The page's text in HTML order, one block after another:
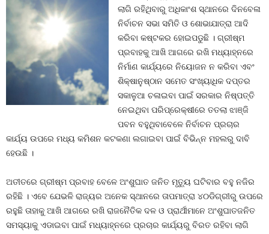
ଲାଗି ରହିଥିବାରୁ ଅଧିକାଂଶ ସ୍ଥାନରେ ଦିନବେଳା
ନିର୍ବାଚନ ସଭା ସମିତି ଓ ଶୋଭାଯାତ୍ରା ଆଦି
କରିବା କଷ୍ଟକର ହୋଇପଡୁଛି । ଗ୍ରୀଷ୍ମ
ପ୍ରବାହକୁ ଆଖି ଆଗରେ ରଖି ମଧ୍ୟାହ୍ନରେ
ନିର୍ମାଣ କାର୍ଯ୍ୟରେ ନିୟୋଜନ ନ କରିବା ଏବଂ
ଶିକ୍ଷାନୁଷ୍ଠାନ ସମେତ ସଂଖ୍ୟାଧିକ ଦପ୍ତର
ସକାଳୁଆ ଚଳାଇବା ପାଇଁ ସରକାର ନିଷ୍ପତ୍ତି
ନେଇଥିବା ପରିପ୍ରେକ୍ଷୀରେ ତତଲା ଝାଞ୍ଜି
ପବନ ବହୁଥିବାବେଳେ ନିର୍ବାଚନ ପ୍ରଚାର
କାର୍ଯ୍ୟ ଉପରେ ମଧ୍ୟ କମିଶନ କଟକଣା ଲଗାଇବା ପାଇଁ ବିଭିନ୍ନ ମହଲରୁ ଦାବି
ହେଉଛି ।
ଅତୀତରେ ଗ୍ରୀଷ୍ମ ପ୍ରବାହ ବେଳେ ଅଂଶୁଘାତ ଜନିତ ମୃତ୍ୟୁ ଘଟିବାର ବହୁ ନଜିର
ରହିଛି । ଏବେ ଯେଭଳି ରାଜ୍ୟର ଅନେକ ସ୍ଥାନରେ ତାପମାତ୍ରା ୪୦ଡିଗ୍ରୀରୁ ଉପରେ
ରହୁଛି ତାହାକୁ ଆଖି ଆଗରେ ରଖି ରାଜନୈତିକ ଦଳ ଓ ପ୍ରାର୍ଥୀମାନେ ଅଂଶୁଘାତଜନିତ
ସମସ୍ୟାକୁ ଏଡାଇବା ପାଇଁ ମଧ୍ୟାହ୍ନରେ ପ୍ରଚାର କାର୍ଯ୍ୟରୁ ବିରତ ରହିବା ଲାଗି